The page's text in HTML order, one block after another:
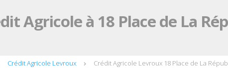
Agricole à 18 Place de La
Crédit Agricole Levroux Crédit Agricole Levroux 18 Place de La